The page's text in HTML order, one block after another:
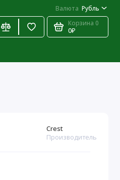
Валюта Рубль
Корзина 0
0₽
Crest
Производитель